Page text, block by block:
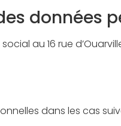
données
au 16 rue
dans les cas